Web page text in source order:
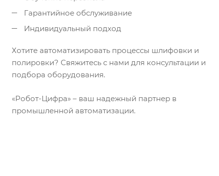
Гарантийное обслуживание
Индивидуальный подход
Хотите автоматизировать процессы шлифовки и
полировки? Свяжитесь с нами для консультации и
подбора оборудования.
«Робот-Цифра» – ваш надежный партнер в
промышленной автоматизации.